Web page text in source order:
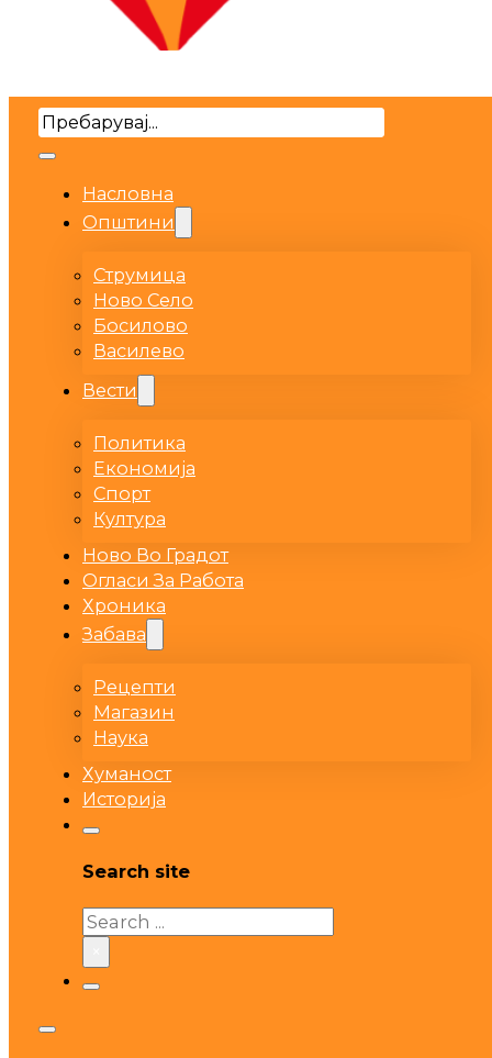
Search
Насловна
Општини
Струмица
Ново Село
Босилово
Василево
Вести
Политика
Економија
Спорт
Култура
Ново Во Градот
Огласи За Работа
Хроника
Забава
Рецепти
Магазин
Наука
Хуманост
Историја
Search site
Search